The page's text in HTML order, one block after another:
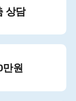
상담
원